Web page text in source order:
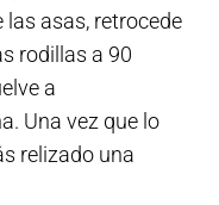
las asas, retrocede
rodillas a 90
a
Una vez que lo
relizado una